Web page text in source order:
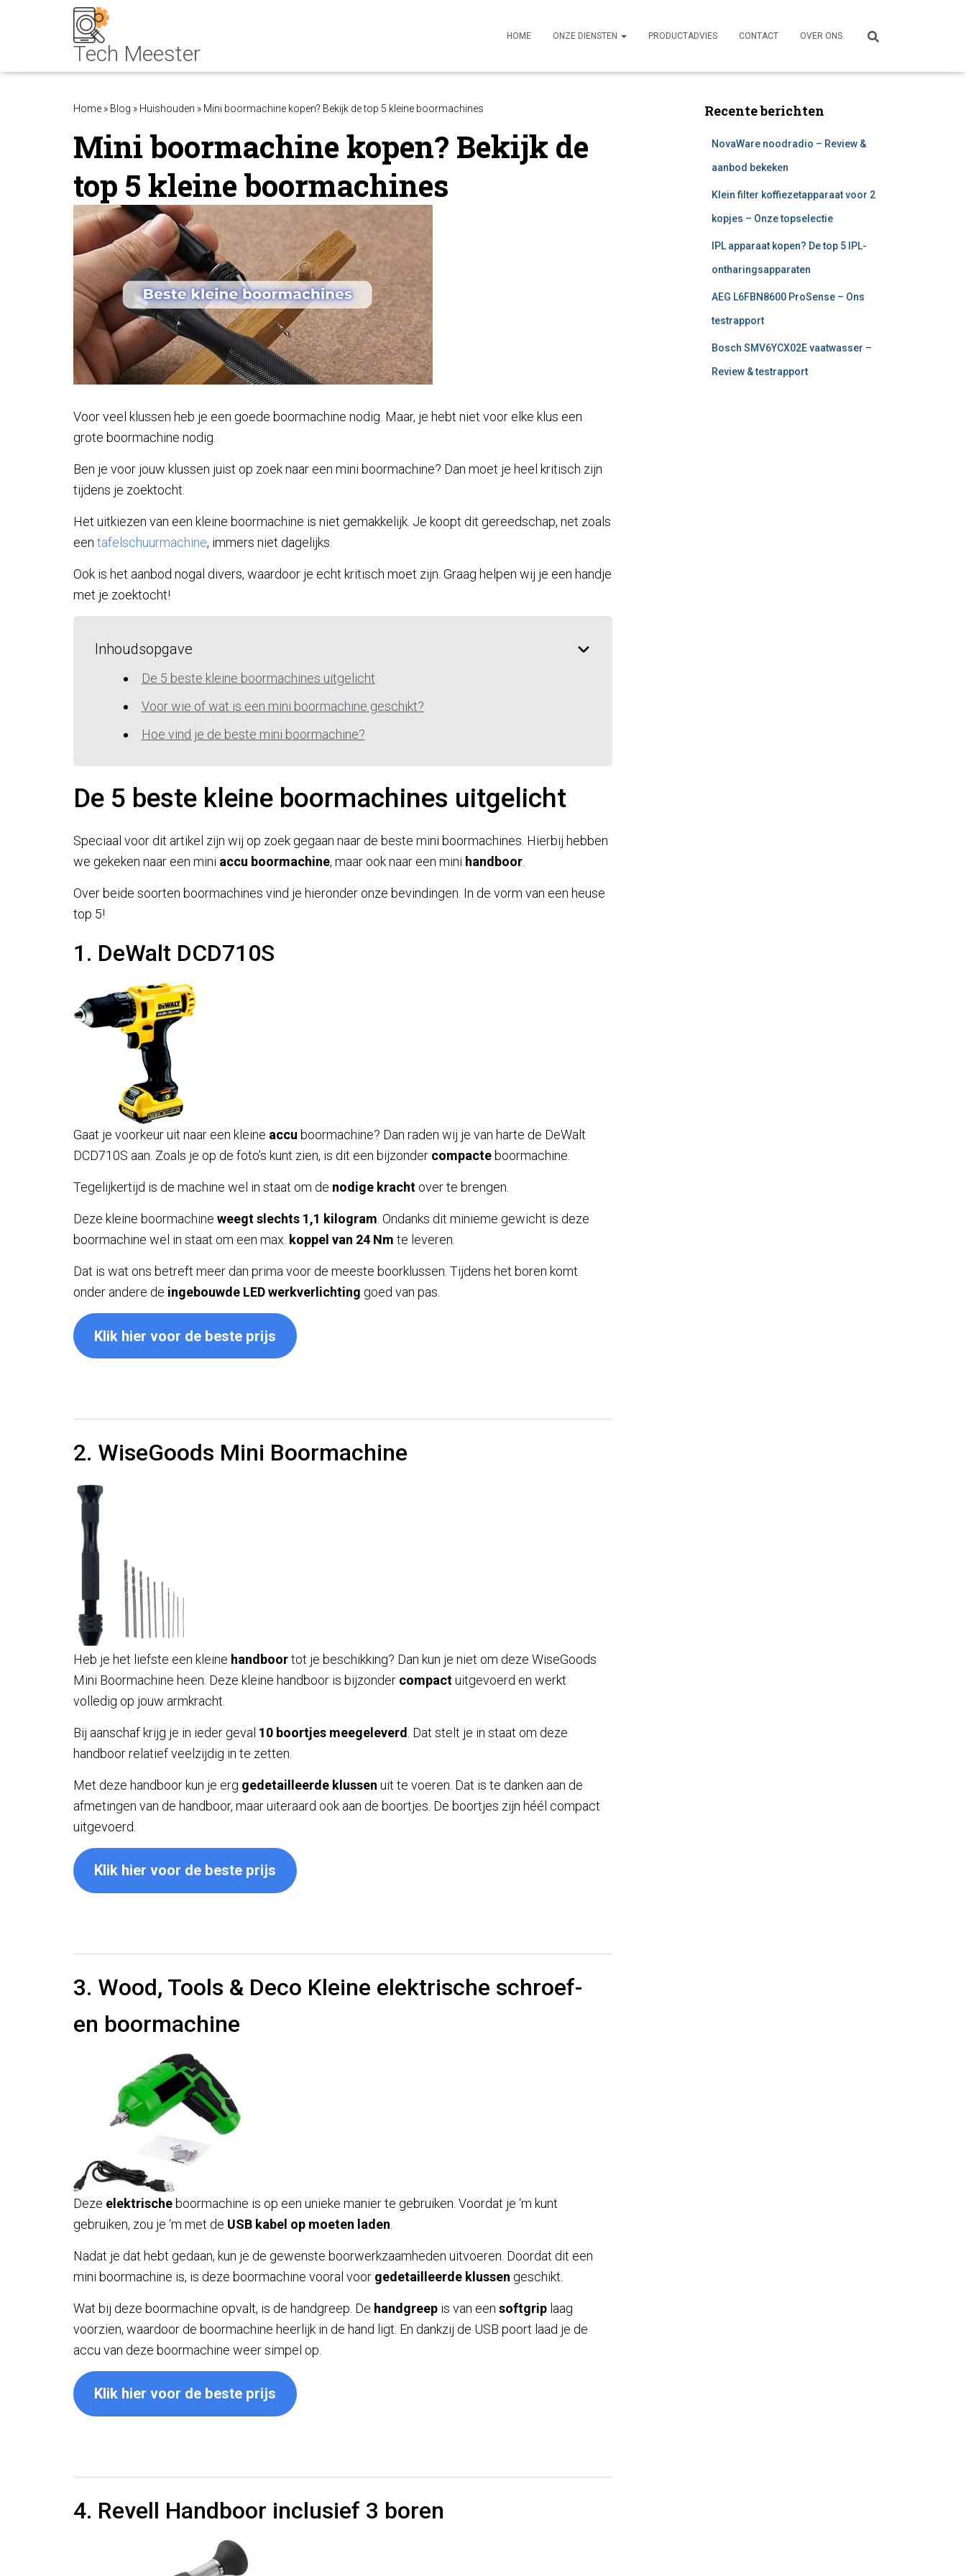
HOME ONZE DIENSTEN PRODUCTADVIES CONTACT OVER ONS
Home » Blog » Huishouden » Mini boormachine kopen? Bekijk de top 5 kleine boormachines
Mini boormachine kopen? Bekijk de
top 5 kleine boormachines
Voor veel klussen heb je een goede boormachine nodig. Maar, je hebt niet voor elke klus een
grote boormachine nodig.
Ben je voor jouw klussen juist op zoek naar een mini boormachine? Dan moet je heel kritisch zijn
tijdens je zoektocht.
Het uitkiezen van een kleine boormachine is niet gemakkelijk. Je koopt dit gereedschap, net zoals
een tafelschuurmachine, immers niet dagelijks.
Ook is het aanbod nogal divers, waardoor je echt kritisch moet zijn. Graag helpen wij je een handje
met je zoektocht!
Inhoudsopgave
De 5 beste kleine boormachines uitgelicht
Voor wie of wat is een mini boormachine geschikt?
Hoe vind je de beste mini boormachine?
De 5 beste kleine boormachines uitgelicht
Speciaal voor dit artikel zijn wij op zoek gegaan naar de beste mini boormachines. Hierbij hebben
we gekeken naar een mini accu boormachine, maar ook naar een mini handboor
Over beide soorten boormachines vind je hieronder onze bevindingen. In de vorm van een heuse
top 5!
1. DeWalt DCD710S
Gaat je voorkeur uit naar een kleine accu boormachine? Dan raden wij je van harte de DeWalt
DCD710S aan. Zoals je op de foto’s kunt zien, is dit een bijzonder compacte boormachine.
Tegelijkertijd is de machine wel in staat om de nodige kracht over te brengen.
Deze kleine boormachine weegt slechts 1,1 kilogram. Ondanks dit minieme gewicht is deze
boormachine wel in staat om een max. koppel van 24 Nm te leveren.
Dat is wat ons betreft meer dan prima voor de meeste boorklussen. Tijdens het boren komt
onder andere de ingebouwde LED werkverlichting goed van pas.
Klik hier voor de beste prijs
2. WiseGoods Mini Boormachine
Heb je het liefste een kleine handboortot je beschikking? Dan kun je niet om deze WiseGoods
Mini Boormachine heen. Deze kleine handboor is bijzonder compactuitgevoerd en werkt
volledig op jouw armkracht.
Bij aanschaf krijg je in ieder geval 10 boortjes meegeleverd . Dat stelt je in staat om deze
handboor relatief veelzijdig in te zetten.
Met deze handboor kun je erg gedetailleerde klussen uit te voeren. Dat is te danken aan de
afmetingen van de handboor, maar uiteraard ook aan de boortjes. De boortjes zijn héél compact
uitgevoerd.
Klik hier voor de beste prijs
3. Wood, Tools & Deco Kleine elektrische schroef-
en boormachine
Deze elektrische boormachine is op een unieke manier te gebruiken. Voordat je ‘m kunt
gebruiken, zou je ‘m met de USB kabel op moeten laden
Nadat je dat hebt gedaan, kun je de gewenste boorwerkzaamheden uitvoeren. Doordat dit een
mini boormachine is, is deze boormachine vooral voor gedetailleerde klussen geschikt.
Wat bij deze boormachine opvalt, is de handgreep. De handgreep is van een softgrip laag
voorzien, waardoor de boormachine heerlijk in de hand ligt. En dankzij de USB poort laad je de
accu van deze boormachine weer simpel op.
Klik hier voor de beste prijs
4. Revell Handboor inclusief 3 boren
Recente berichten
NovaWare noodradio – Review &
aanbod bekeken
Klein filter koffiezetapparaat voor 2
kopjes – Onze topselectie
IPL apparaat kopen? De top 5 IPL-
ontharingsapparaten
AEG L6FBN8600 ProSense – Ons
testrapport
Bosch SMV6YCX02E vaatwasser –
Review & testrapport